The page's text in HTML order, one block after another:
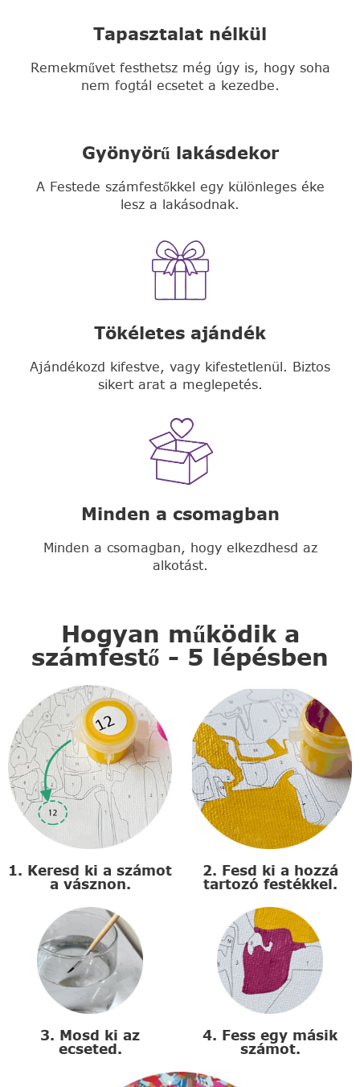
Tapasztalat nélkül
Remekművet festhetsz még úgy is, hogy soha
nem fogtál ecsetet a kezedbe.
Gyönyörű lakásdekor
A Festede számfestőkkel egy különleges éke
lesz a lakásodnak.
Tökéletes ajándék
Ajándékozd kifestve, vagy kifestetlenül. Biztos
sikert arat a meglepetés.
Minden a csomagban
Minden a csomagban, hogy elkezdhesd az
alkotást.
Hogyan működik a
számfestő - 5 lépésben
1. Keresd ki a számot
a vásznon.
2. Fesd ki a hozzá
tartozó festékkel.
3. Mosd ki az
ecseted.
4. Fess egy másik
számot.